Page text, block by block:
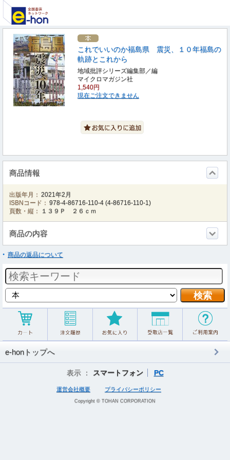
これでいいのか福島県 震災、１０年福島の
軌跡とこれから
地域批評シリーズ編集部／編
マイクロマガジン社
1,540円
現在ご注文できません
商品情報
出版年月： 2021年2月
ISBNコード： 978-4-86716-110-4 (4-86716-110-1)
頁数・縦：
１３９Ｐ ２６ｃｍ
商品の内容
商品の返品について
e-honトップへ
表示 ： スマートフォン PC
運営会社概要 プライバシーポリシー
Copyright © TOHAN CORPORATION